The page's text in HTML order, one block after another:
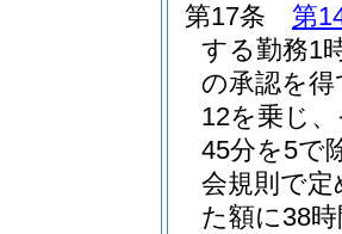
第17条
第
する勤務1
の承認を
12を乗じ
45分を5で
会規則で
た額に38